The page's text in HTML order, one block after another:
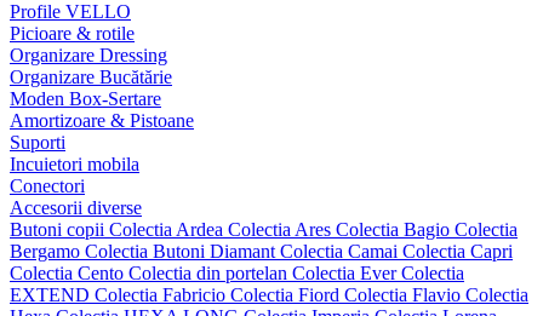
Profile VELLO
Picioare & rotile
Organizare Dressing
Organizare Bucătărie
Moden Box-Sertare
Amortizoare & Pistoane
Suporti
Incuietori mobila
Conectori
Accesorii diverse
Butoni copii Colectia Ardea Colectia Ares Colectia Bagio Colectia
Bergamo Colectia Butoni Diamant Colectia Camai Colectia Capri
Colectia Cento Colectia din portelan Colectia EverColectia
EXTEND Colectia Fabricio Colectia Fiord Colectia Flavio Colectia